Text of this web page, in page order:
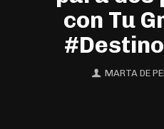
con Tu
MARTA DE